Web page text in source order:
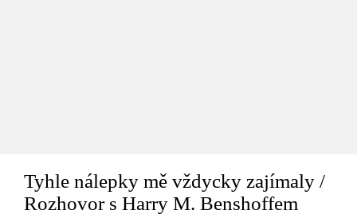
Tyhle nálepky mě vždycky zajímaly /
Rozhovor s Harry M. Benshoffem